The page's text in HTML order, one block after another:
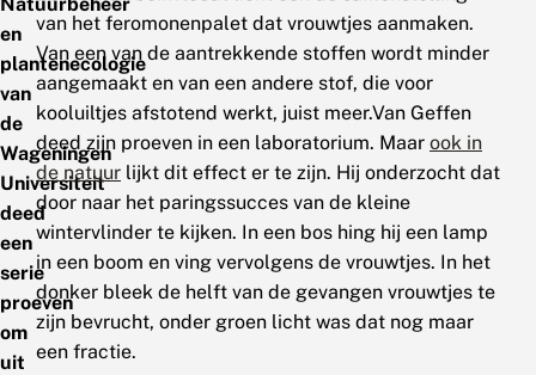
en
plantenecologie
van
de
Wageningen
Universiteit
deed
een
serie
proeven
om
uit
van het feromonenpalet dat vrouwtjes aanmaken.
Van een van de aantrekkende stoffen wordt minder
aangemaakt en van een andere stof, die voor
kooluiltjes afstotend werkt, juist meer.Van Geffen
deed zijn proeven in een laboratorium. Maar ook in
de natuur lijkt dit effect er te zijn. Hij onderzocht dat
door naar het paringssucces van de kleine
wintervlinder te kijken. In een bos hing hij een lamp
in een boom en ving vervolgens de vrouwtjes. In het
donker bleek de helft van de gevangen vrouwtjes te
zijn bevrucht, onder groen licht was dat nog maar
een fractie.